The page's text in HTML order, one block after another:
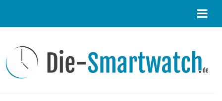
Kontakt / Tipp geben
Impressum